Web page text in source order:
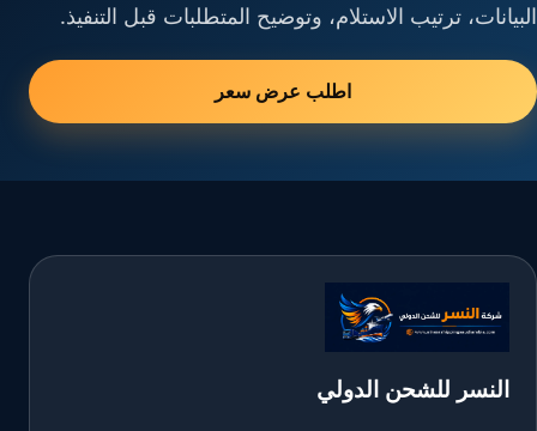
البيانات، ترتيب الاستلام، وتوضيح المتطلبات قبل التنفيذ.
اطلب عرض سعر
النسر للشحن الدولي